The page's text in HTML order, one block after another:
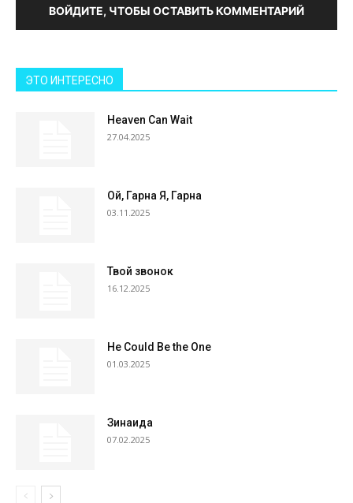
ВОЙДИТЕ, ЧТОБЫ ОСТАВИТЬ КОММЕНТАРИЙ
ЭТО ИНТЕРЕСНО
Heaven Can Wait
27.04.2025
Ой, Гарна Я, Гарна
03.11.2025
Твой звонок
16.12.2025
He Could Be the One
01.03.2025
Зинаида
07.02.2025